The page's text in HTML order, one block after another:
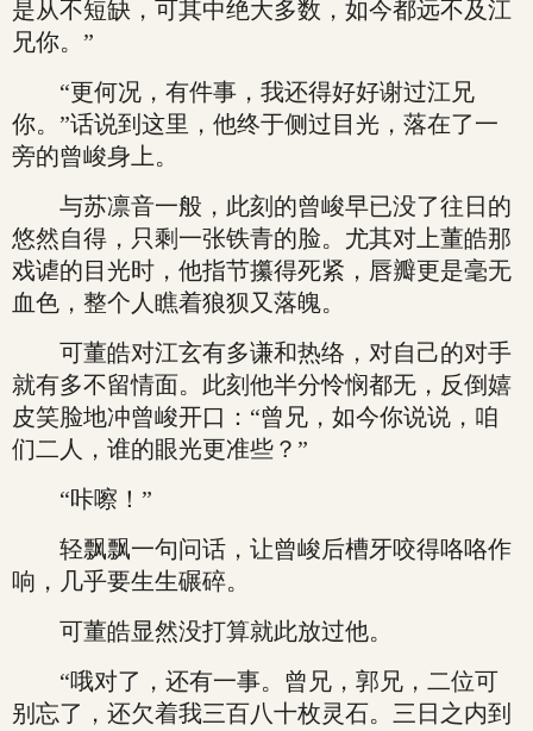
是从不短缺，可其中绝大多数，如今都远不及江
兄你。”
“更何况，有件事，我还得好好谢过江兄
你。”话说到这里，他终于侧过目光，落在了一
旁的曾峻身上。
与苏凛音一般，此刻的曾峻早已没了往日的
悠然自得，只剩一张铁青的脸。尤其对上董皓那
戏谑的目光时，他指节攥得死紧，唇瓣更是毫无
血色，整个人瞧着狼狈又落魄。
可董皓对江玄有多谦和热络，对自己的对手
就有多不留情面。此刻他半分怜悯都无，反倒嬉
皮笑脸地冲曾峻开口：“曾兄，如今你说说，咱
们二人，谁的眼光更准些？”
“咔嚓！”
轻飘飘一句问话，让曾峻后槽牙咬得咯咯作
响，几乎要生生碾碎。
可董皓显然没打算就此放过他。
“哦对了，还有一事。曾兄，郭兄，二位可
别忘了，还欠着我三百八十枚灵石。三日之内到